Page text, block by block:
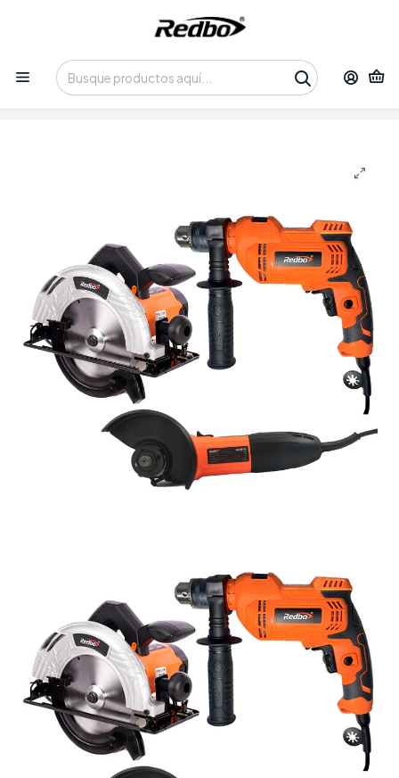
Tienda 100% Online con despacho a domicilio o retiro en
Oficina • Lun-Vie 09:30-14:00 / 15:00-17:30 • 📞 +56 9 3730 2311
Productos Herramientas Eléctricas
Tripack Promoción "Taller Pro": Sierra Circular CS 1250-185
+ Taladro Percutor ED 710-13I + Esmeril Angular AG 125-